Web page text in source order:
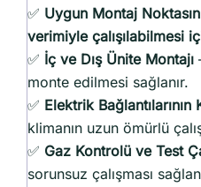
✅ Uygun Montaj
verimiyle çalışılabilmesi
✅ İç ve Dış Ünite Montajı
monte edilmesi sağlanır.
✅ Elektrik Bağlantılarının
klimanın uzun ömürlü
✅ Gaz Kontrolü ve Test
sorunsuz çalışması